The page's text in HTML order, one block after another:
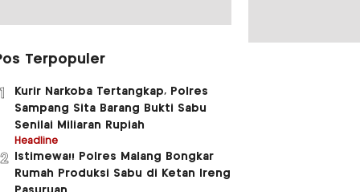
Terpopuler
Kurir Narkoba Tertangkap, Polres
Sampang Sita Barang Bukti Sabu
Senilai Miliaran Rupiah
Headline
Istimewa!! Polres Malang Bongkar
Rumah Produksi Sabu di Ketan Ireng